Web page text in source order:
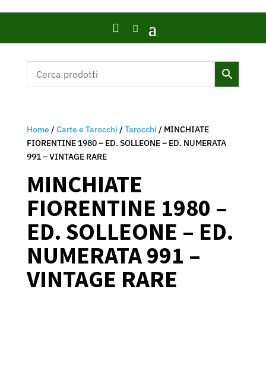

Home/Carte e Tarocchi /Tarocchi / MINCHIATE
FIORENTINE 1980 – ED. SOLLEONE – ED. NUMERATA
991 – VINTAGE RARE
MINCHIATE
FIORENTINE 1980 –
ED. SOLLEONE – ED.
NUMERATA 991 –
VINTAGE RARE